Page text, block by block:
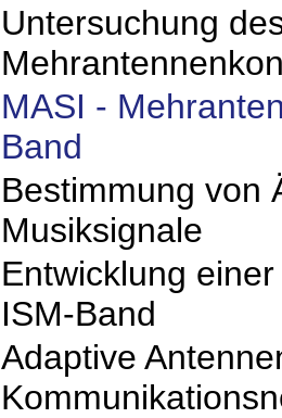
Untersuchung
MASI -
Band
Bestimmung von
Musiksignale
Entwicklung
ISM-Band
Adaptive